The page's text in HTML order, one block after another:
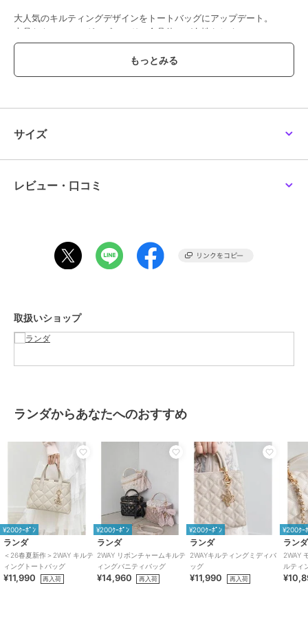
大人気のキルティングデザインをトートバッグにアップデート。
上品なキルティングにゴールドの金具使いが女性らしく、フェミニン
なスタイルにぴったりです。
すっきりとしたスクエアフォルムですがお出かけに必要なアイテムは
しっかり収納できます。
・丸みのあるハンドルはフェミニンな印象
・女性らしいチェーンのショルダーストラップ
【ショルダー調節あり】
アイボリー・ブラック・ピンク・ホワイト・シルバー・ピンクベージ
ュ・ライトピンク
ードケース：〇、ハンカチ：〇、リップ：〇、ワイヤレスイヤホン：
ブランド ランダ
ショップ ランダ
商品カテゴリ バッグ ／トートバッグ
性別タイプ
レディース
バッグ ／トートバッグ
レディース
バッグ ／トートバッグ
サイズ
レビュー・口コミ
取扱いショップ
ランダからあなたへのおすすめ
¥200ｸｰﾎﾟﾝ
ランダ
＜26春夏新作＞2WAY キルテ
ィングトートバッグ
¥11,990 再入荷
¥200ｸｰﾎﾟﾝ
ランダ
2WAY リボンチャームキルテ
ィングバニティバッグ
¥14,960 再入荷
¥200ｸｰﾎﾟﾝ
ランダ
2WAYキルティングミディバ
ッグ
¥11,990 再入荷
¥200ｸｰ
ランダ
2WAY
ルティ